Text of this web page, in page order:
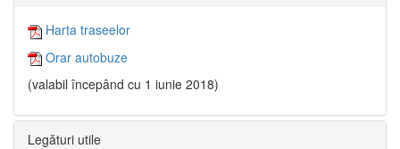
Harta traseelor
Orar autobuze
(valabil începând cu 1 iunie 2018)
Legături utile